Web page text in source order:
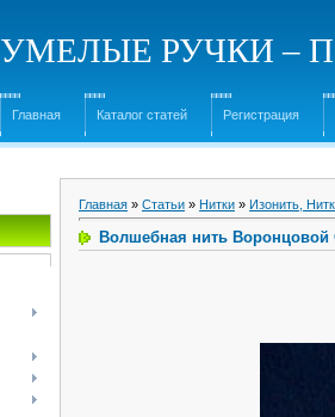
УМЕЛЫЕ РУЧКИ –
Главная Каталог статей Регистрация
Главная » Статьи » Нитки » Изонить,
Волшебная нить Воронцовой